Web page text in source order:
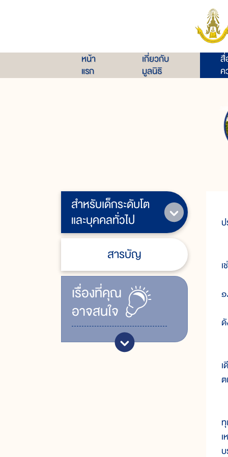
หน้า
แรก
เกี่ยวกับ
มูลนิธิ
สื่
ค
สำหรับเด็กระดับโต
และบุคคลทั่วไป
สารบัญ
เรื่ิองที่คุณ
อาจสนใจ